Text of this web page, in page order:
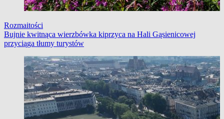
Rozmaitości
Bujnie kwitnąca wierzbówka kiprzyca na Hali Gąsienicowej
przyciąga tłumy turystów